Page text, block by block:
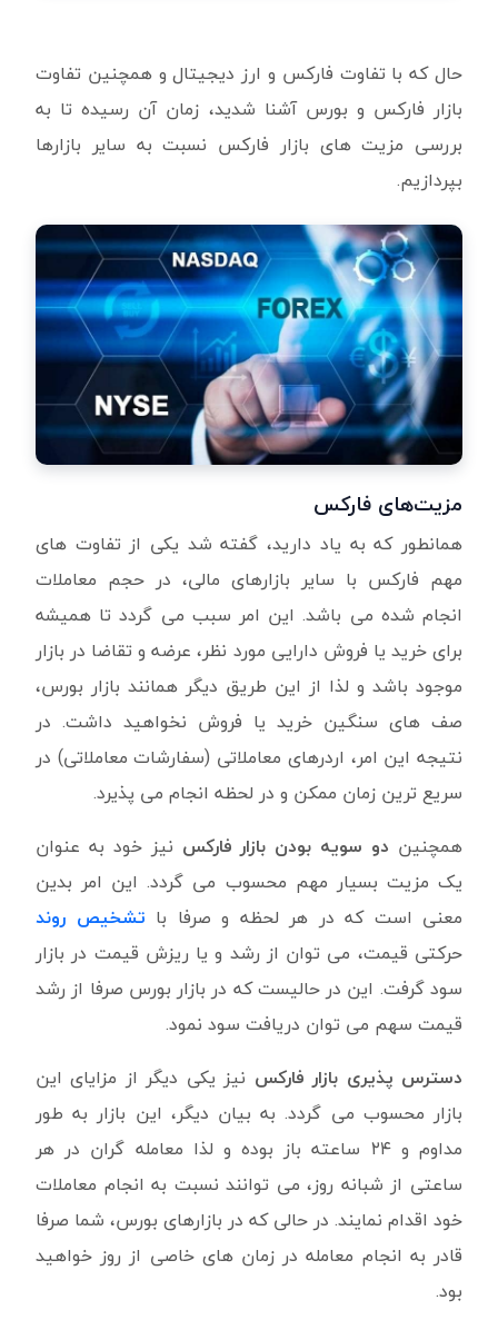
حال که با تفاوت فارکس و ارز دیجیتال و همچنین تفاوت
بازار فارکس و بورس آشنا شدید، زمان آن رسیده تا به
بررسی مزیت های بازار فارکس نسبت به سایر بازارها
بپردازیم.
مزیت‌های فارکس
همانطور که به یاد دارید، گفته شد یکی از تفاوت های
مهم فارکس با سایر بازارهای مالی، در حجم معاملات
انجام شده می باشد. این امر سبب می گردد تا همیشه
برای خرید یا فروش دارایی مورد نظر، عرضه و تقاضا در بازار
موجود باشد و لذا از این طریق دیگر همانند بازار بورس،
صف های سنگین خرید یا فروش نخواهید داشت. در
نتیجه این امر، اردرهای معاملاتی (سفارشات معاملاتی) در
سریع ترین زمان ممکن و در لحظه انجام می پذیرد.
همچنین دو سویه بودن بازار فارکس نیز خود به عنوان
یک مزیت بسیار مهم محسوب می گردد. این امر بدین
معنی است که در هر لحظه و صرفا با تشخیص روند
حرکتی قیمت، می توان از رشد و یا ریزش قیمت در بازار
سود گرفت. این در حالیست که در بازار بورس صرفا از رشد
قیمت سهم می توان دریافت سود نمود.
دسترس پذیری بازار فارکس نیز یکی دیگر از مزایای این
بازار محسوب می گردد. به بیان دیگر، این بازار به طور
مداوم و ۲۴ ساعته باز بوده و لذا معامله گران در هر
ساعتی از شبانه روز، می توانند نسبت به انجام معاملات
خود اقدام نمایند. در حالی که در بازارهای بورس، شما صرفا
قادر به انجام معامله در زمان های خاصی از روز خواهید
بود.